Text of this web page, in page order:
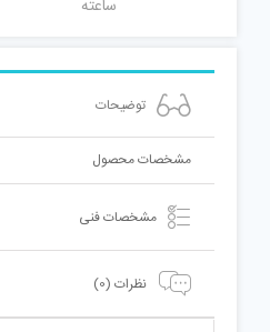
توضیحات
مشخصات محصول
مشخصات فنی
نظرات (0)